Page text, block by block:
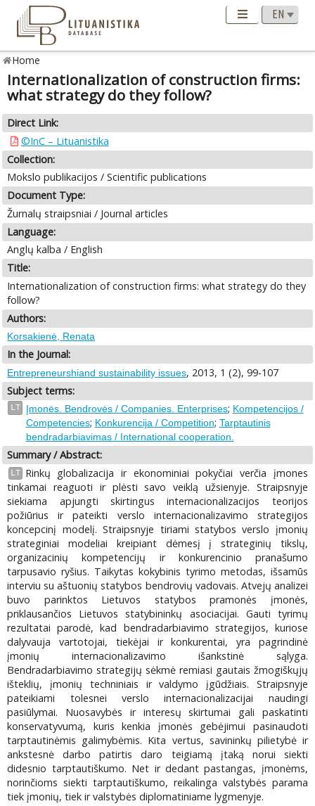
Home
Internationalization of construction firms:
what strategy do they follow?
Direct Link:
©InC – Lituanistika
Collection:
Mokslo publikacijos / Scientific publications
Document Type:
Žurnalų straipsniai / Journal articles
Language:
Anglų kalba / English
Title:
Internationalization of construction firms: what strategy do they
follow?
Authors:
Korsakienė, Renata
In the Journal:
Entrepreneurshiand sustainability issues, 2013, 1 (2), 99-107
Subject terms:
LT Įmonės. Bendrovės / Companies. Enterprises; Kompetencijos /
Competencies; Konkurencija / Competition; Tarptautinis
bendradarbiavimas / International cooperation.
Summary / Abstract:
LT
Rinkų globalizacija ir ekonominiai pokyčiai verčia įmones
tinkamai reaguoti ir plėsti savo veiklą užsienyje. Straipsnyje
siekiama apjungti skirtingus internacionalizacijos teorijos
požiūrius ir pateikti verslo internacionalizavimo strategijos
koncepcinį modelį. Straipsnyje tiriami statybos verslo įmonių
strateginiai modeliai kreipiant dėmesį į strateginių tikslų,
organizacinių kompetencijų ir konkurencinio pranašumo
tarpusavio ryšius. Taikytas kokybinis tyrimo metodas, išsamūs
interviu su aštuonių statybos bendrovių vadovais. Atvejų analizei
buvo parinktos Lietuvos statybos pramonės įmonės,
priklausančios Lietuvos statybininkų asociacijai. Gauti tyrimų
rezultatai parodė, kad bendradarbiavimo strategijos, kuriose
dalyvauja vartotojai, tiekėjai ir konkurentai, yra pagrindinė
įmonių internacionalizavimo išankstinė sąlyga.
Bendradarbiavimo strategijų sėkmė remiasi gautais žmogiškųjų
išteklių, įmonių techniniais ir valdymo įgūdžiais. Straipsnyje
pateikiami tolesnei verslo internacionalizacijai naudingi
pasiūlymai. Nuosavybės ir interesų skirtumai gali paskatinti
konservatyvumą, kuris kenkia įmonės gebėjimui pasinaudoti
tarptautinėmis galimybėmis. Kita vertus, savininkų pilietybė ir
ankstesnė darbo patirtis daro teigiamą įtaką norui siekti
didesnio tarptautiškumo. Net ir dedant pastangas, įmonėms,
norinčioms siekti tarptautiškumo, reikalinga valstybės parama
tiek įmonių, tiek ir valstybės diplomatiniame lygmenyje.